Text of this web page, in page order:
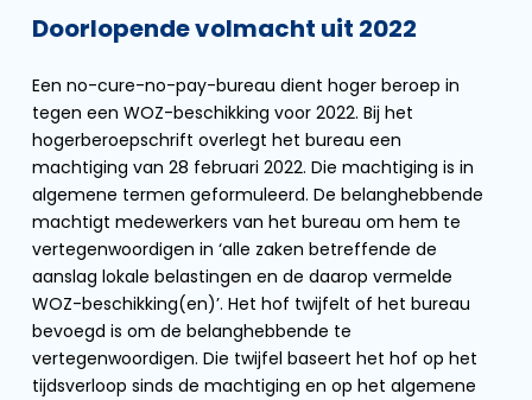
Doorlopende volmacht uit 2022
Een no-cure-no-pay-bureau dient hoger beroep in
tegen een WOZ-beschikking voor 2022. Bij het
hogerberoepschrift overlegt het bureau een
machtiging van 28 februari 2022. Die machtiging is in
algemene termen geformuleerd. De belanghebbende
machtigt medewerkers van het bureau om hem te
vertegenwoordigen in ‘alle zaken betreffende de
aanslag lokale belastingen en de daarop vermelde
WOZ-beschikking(en)’. Het hof twijfelt of het bureau
bevoegd is om de belanghebbende te
vertegenwoordigen. Die twijfel baseert het hof op het
tijdsverloop sinds de machtiging en op het algemene